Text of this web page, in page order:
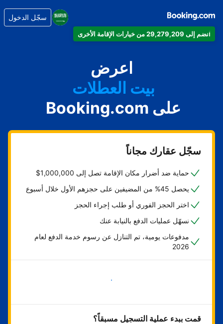
انضم إلى 29,279,209 من خيارات الإقامة الأخرى
سجّل الدخول
اعرض
شقتك
فندقك
بيت العطلات
شقتك الفندقية
منتجعك
على Booking.com
سجّل عقارك مجاناً
حماية ضد أضرار مكان الإقامة تصل إلى 1,000,000$
يحصل 45% من المضيفين على حجزهم الأول خلال أسبوع
اختر الحجز الفوري أو طلب إجراء الحجز
نسهّل عمليات الدفع بالنيابة عنك
مدفوعات يومية، تم التنازل عن رسوم خدمة الدفع لعام
2026
ابدأ الآن
قمت ببدء عملية التسجيل مسبقاً؟